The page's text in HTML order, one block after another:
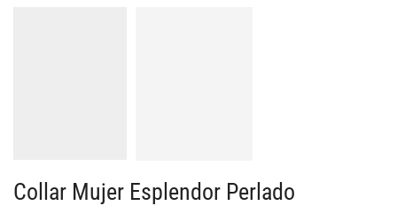
Collar Mujer Esplendor Perlado